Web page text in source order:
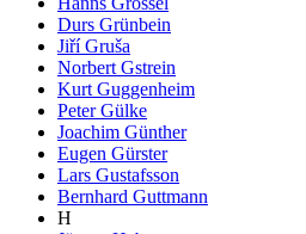
Durs Grünbein
Jiří Gruša
Norbert Gstrein
Kurt Guggenheim
Peter Gülke
Joachim Günther
Eugen Gürster
Lars Gustafsson
Bernhard Guttmann
H